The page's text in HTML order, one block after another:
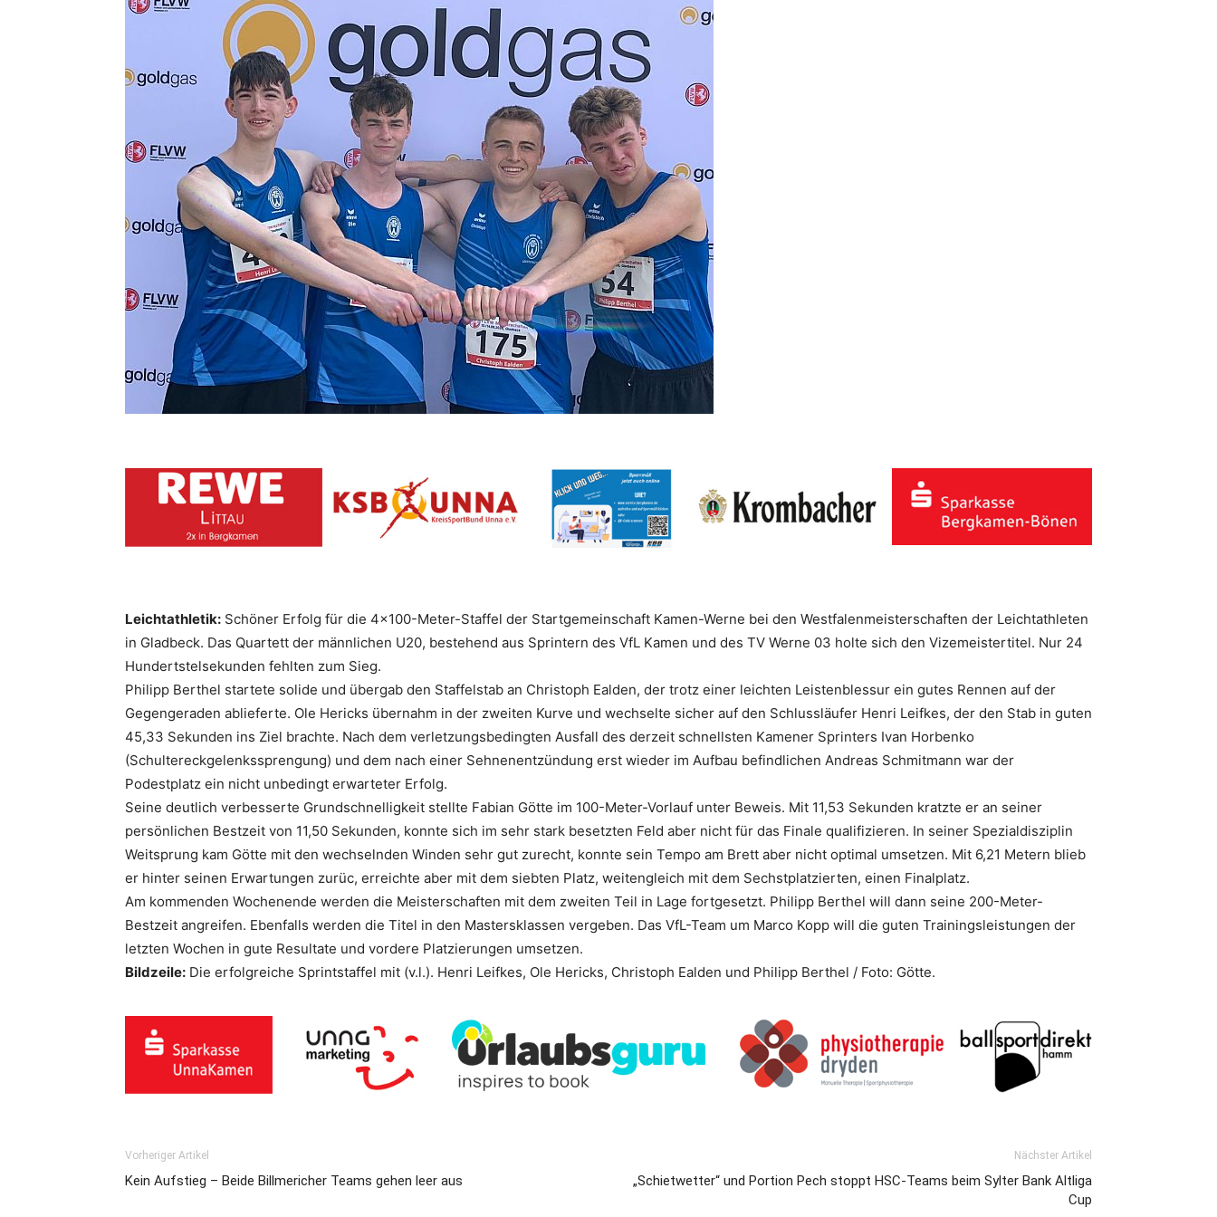
Leichtathletik: Schöner Erfolg für die 4×100-Meter-Staffel der Startgemeinschaft Kamen-Werne bei den Westfalenmeisterschaften der Leichtathleten
in Gladbeck. Das Quartett der männlichen U20, bestehend aus Sprintern des VfL Kamen und des TV Werne 03 holte sich den Vizemeistertitel. Nur 24
Hundertstelsekunden fehlten zum Sieg.
Philipp Berthel startete solide und übergab den Staffelstab an Christoph Ealden, der trotz einer leichten Leistenblessur ein gutes Rennen auf der
Gegengeraden ablieferte. Ole Hericks übernahm in der zweiten Kurve und wechselte sicher auf den Schlussläufer Henri Leifkes, der den Stab in guten
45,33 Sekunden ins Ziel brachte. Nach dem verletzungsbedingten Ausfall des derzeit schnellsten Kamener Sprinters Ivan Horbenko
(Schultereckgelenkssprengung) und dem nach einer Sehnenentzündung erst wieder im Aufbau befindlichen Andreas Schmitmann war der
Podestplatz ein nicht unbedingt erwarteter Erfolg.
Seine deutlich verbesserte Grundschnelligkeit stellte Fabian Götte im 100-Meter-Vorlauf unter Beweis. Mit 11,53 Sekunden kratzte er an seiner
persönlichen Bestzeit von 11,50 Sekunden, konnte sich im sehr stark besetzten Feld aber nicht für das Finale qualifizieren. In seiner Spezialdisziplin
Weitsprung kam Götte mit den wechselnden Winden sehr gut zurecht, konnte sein Tempo am Brett aber nicht optimal umsetzen. Mit 6,21 Metern blieb
er hinter seinen Erwartungen zurüc, erreichte aber mit dem siebten Platz, weitengleich mit dem Sechstplatzierten, einen Finalplatz.
Am kommenden Wochenende werden die Meisterschaften mit dem zweiten Teil in Lage fortgesetzt. Philipp Berthel will dann seine 200-Meter-
Bestzeit angreifen. Ebenfalls werden die Titel in den Mastersklassen vergeben. Das VfL-Team um Marco Kopp will die guten Trainingsleistungen der
letzten Wochen in gute Resultate und vordere Platzierungen umsetzen.
Bildzeile: Die erfolgreiche Sprintstaffel mit (v.l.). Henri Leifkes, Ole Hericks, Christoph Ealden und Philipp Berthel / Foto: Götte.
Vorheriger Artikel
Kein Aufstieg – Beide Billmericher Teams gehen leer aus
Nächster Artikel
„Schietwetter“ und Portion Pech stoppt HSC-Teams beim Sylter Bank Altliga
Cup